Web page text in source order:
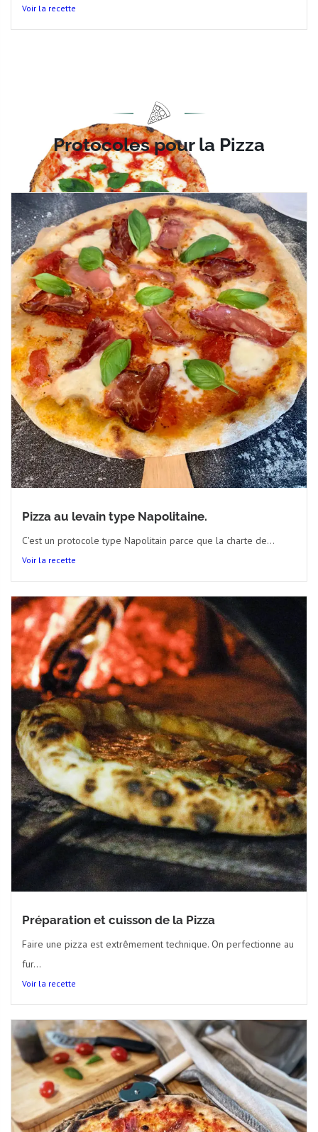
Voir la recette
Protocoles pour la Pizza
Pizza au levain type Napolitaine.
C'est un protocole type Napolitain parce que la charte de...
Voir la recette
Préparation et cuisson de la Pizza
Faire une pizza est extrêmement technique. On perfectionne au
fur...
Voir la recette